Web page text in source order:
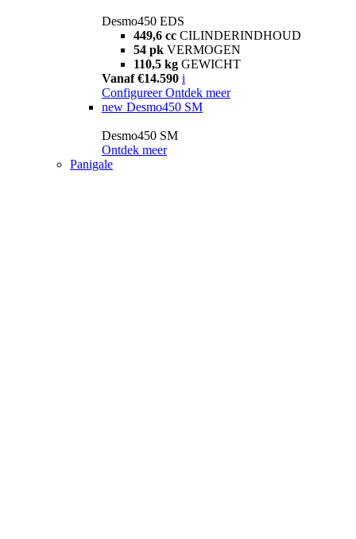
Desmo450 EDS
449,6 cc CILINDERINDHOUD
54 pk VERMOGEN
110,5 kg GEWICHT
Vanaf €14.590 i
Configureer Ontdek meer
new Desmo450 SM
Desmo450 SM
Ontdek meer
Panigale